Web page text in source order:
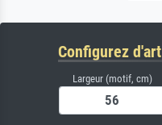
Configurez d'art
Largeur (motif, cm)